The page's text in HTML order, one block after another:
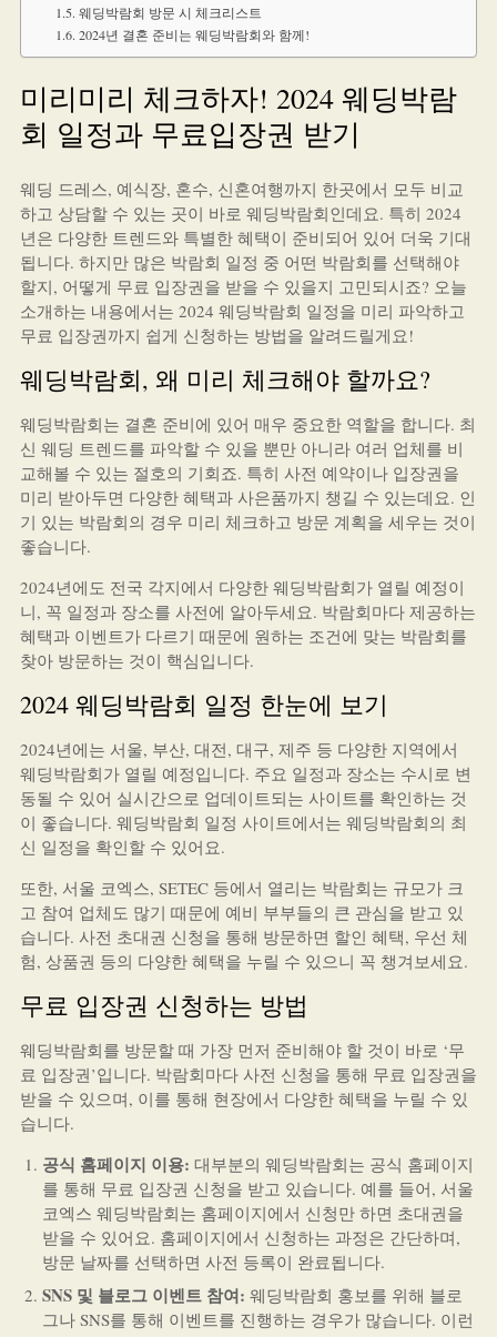
웨딩박람회 방문 시 체크리스트
2024년 결혼 준비는 웨딩박람회와 함께!
미리미리 체크하자! 2024 웨딩박람
회 일정과 무료입장권 받기
웨딩 드레스, 예식장, 혼수, 신혼여행까지 한곳에서 모두 비교
하고 상담할 수 있는 곳이 바로 웨딩박람회인데요. 특히 2024
년은 다양한 트렌드와 특별한 혜택이 준비되어 있어 더욱 기대
됩니다. 하지만 많은 박람회 일정 중 어떤 박람회를 선택해야
할지, 어떻게 무료 입장권을 받을 수 있을지 고민되시죠? 오늘
소개하는 내용에서는 2024 웨딩박람회 일정을 미리 파악하고
무료 입장권까지 쉽게 신청하는 방법을 알려드릴게요!
웨딩박람회, 왜 미리 체크해야 할까요?
웨딩박람회는 결혼 준비에 있어 매우 중요한 역할을 합니다. 최
신 웨딩 트렌드를 파악할 수 있을 뿐만 아니라 여러 업체를 비
교해볼 수 있는 절호의 기회죠. 특히 사전 예약이나 입장권을
미리 받아두면 다양한 혜택과 사은품까지 챙길 수 있는데요. 인
기 있는 박람회의 경우 미리 체크하고 방문 계획을 세우는 것이
좋습니다.
2024년에도 전국 각지에서 다양한 웨딩박람회가 열릴 예정이
니, 꼭 일정과 장소를 사전에 알아두세요. 박람회마다 제공하는
혜택과 이벤트가 다르기 때문에 원하는 조건에 맞는 박람회를
찾아 방문하는 것이 핵심입니다.
2024 웨딩박람회 일정 한눈에 보기
2024년에는 서울, 부산, 대전, 대구, 제주 등 다양한 지역에서
웨딩박람회가 열릴 예정입니다. 주요 일정과 장소는 수시로 변
동될 수 있어 실시간으로 업데이트되는 사이트를 확인하는 것
이 좋습니다. 웨딩박람회 일정 사이트에서는 웨딩박람회의 최
신 일정을 확인할 수 있어요.
또한, 서울 코엑스, SETEC 등에서 열리는 박람회는 규모가 크
고 참여 업체도 많기 때문에 예비 부부들의 큰 관심을 받고 있
습니다. 사전 초대권 신청을 통해 방문하면 할인 혜택, 우선 체
험, 상품권 등의 다양한 혜택을 누릴 수 있으니 꼭 챙겨보세요.
무료 입장권 신청하는 방법
웨딩박람회를 방문할 때 가장 먼저 준비해야 할 것이 바로 ‘무
료 입장권’입니다. 박람회마다 사전 신청을 통해 무료 입장권을
받을 수 있으며, 이를 통해 현장에서 다양한 혜택을 누릴 수 있
습니다.
공식 홈페이지 이용: 대부분의 웨딩박람회는 공식 홈페이지
를 통해 무료 입장권 신청을 받고 있습니다. 예를 들어, 서울
코엑스 웨딩박람회는 홈페이지에서 신청만 하면 초대권을
받을 수 있어요. 홈페이지에서 신청하는 과정은 간단하며,
방문 날짜를 선택하면 사전 등록이 완료됩니다.
SNS 및 블로그 이벤트 참여: 웨딩박람회 홍보를 위해 블로
그나 SNS를 통해 이벤트를 진행하는 경우가 많습니다. 이런